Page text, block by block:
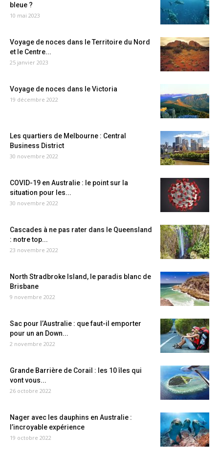
bleue ?
10 mai 2023
Voyage de noces dans le Territoire du Nord
et le Centre...
25 janvier 2023
Voyage de noces dans le Victoria
19 décembre 2022
Les quartiers de Melbourne : Central
Business District
30 novembre 2022
COVID-19 en Australie : le point sur la
situation pour les...
30 novembre 2022
Cascades à ne pas rater dans le Queensland
: notre top...
23 novembre 2022
North Stradbroke Island, le paradis blanc de
Brisbane
9 novembre 2022
Sac pour l’Australie : que faut-il emporter
pour un an Down...
2 novembre 2022
Grande Barrière de Corail : les 10 îles qui
vont vous...
26 octobre 2022
Nager avec les dauphins en Australie :
l’incroyable expérience
19 octobre 2022